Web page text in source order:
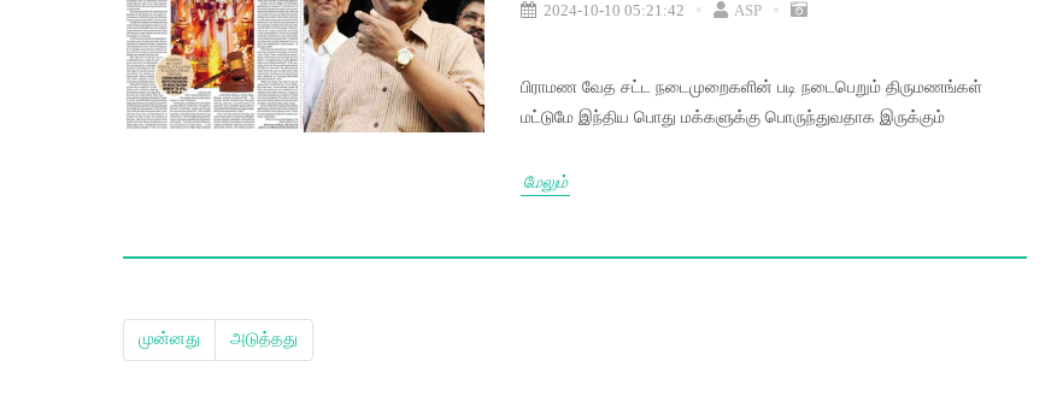
2024-10-10 05:21:42 ASP
பிராமண வேத சட்ட நடைமுறைகளின் படி நடைபெறும் திருமணங்கள்
மட்டுமே இந்திய பொது மக்களுக்கு பொருந்துவதாக இருக்கும்
மேலும்
முன்னது அடுத்தது